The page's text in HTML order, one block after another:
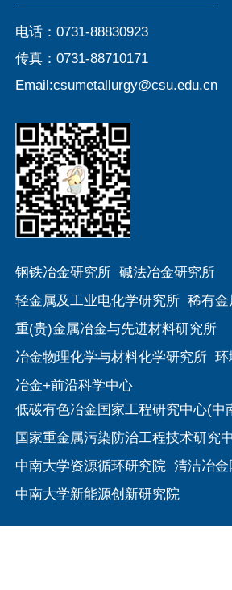
电话：0731-88830923
传真：0731-88710171
Email:csumetallurgy@csu.edu.cn
钢铁冶金研究所 碱法冶金研究所
轻金属及工业电化学研究所 稀有
重(贵)金属冶金与先进材料研究所
冶金物理化学与材料化学研究所 环
冶金+前沿科学中心
低碳有色冶金国家工程研究中心(中
国家重金属污染防治工程技术研究
中南大学资源循环研究院 清洁冶
中南大学新能源创新研究院